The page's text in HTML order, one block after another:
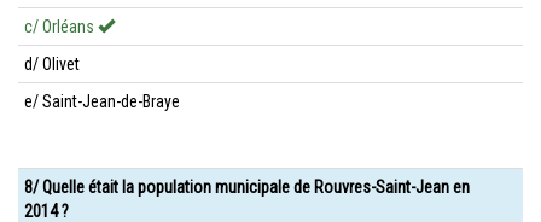
c/ Orléans
d/ Olivet
e/ Saint-Jean-de-Braye
8/ Quelle était la population municipale de Rouvres-Saint-Jean en
2014 ?